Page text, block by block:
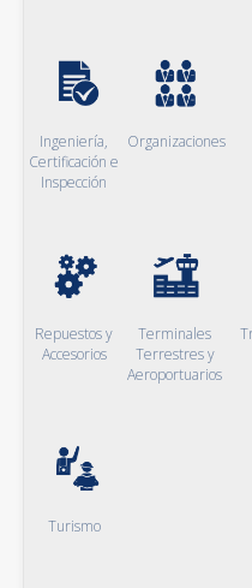
Ingeniería,
Certificación e
Inspección
Organizaciones
Repuestos y
Accesorios
Terminales
Terrestres y
Aeroportuarios
Turismo